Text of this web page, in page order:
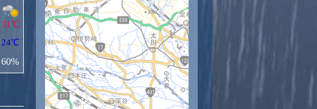
31℃
24℃
60%